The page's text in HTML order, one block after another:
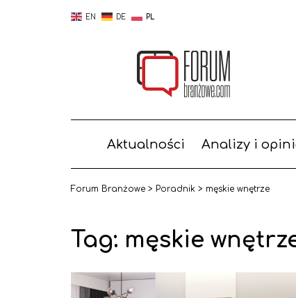
EN DE PL
Aktualności Analizy i
Forum Branżowe > Poradnik > męskie wnętrze
Tag: męskie